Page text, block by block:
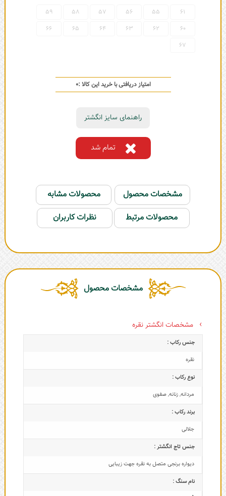
61
55
56
57
58
59
60
62
63
64
65
66
67
امتیاز دریافتی با خرید این کالا :0
راهنمای سایز انگشتر
تمام شد
مشخصات محصول
محصولات مشابه
محصولات مرتبط
نظرات کاربران
مشخصات محصول
مشخصات انگشتر نقره
جنس رکاب :
نقره
نوع رکاب :
مردانه,زنانه,صفوی
برند رکاب :
جلالی
جنس تاج انگشتر :
دیواره برنجی متصل به نقره جهت زیبایی
نام سنگ :